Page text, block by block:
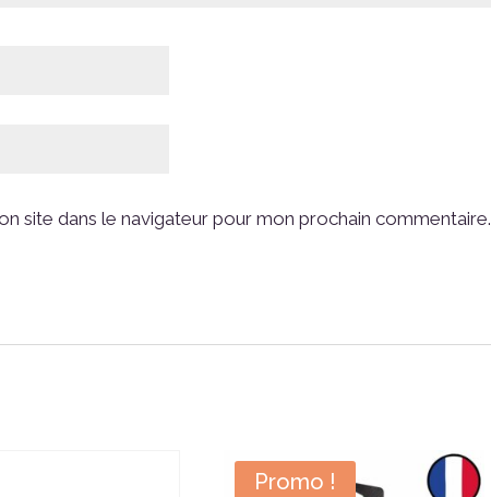
site dans le navigateur pour mon prochain commentaire.
Promo !